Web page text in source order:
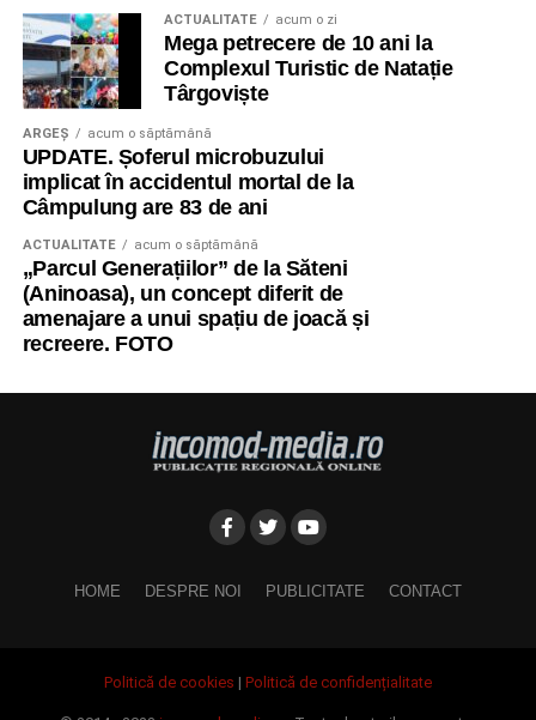
ACTUALITATE acum o zi
Mega petrecere de 10 ani la
Complexul Turistic de Natație
Târgoviște
ARGEȘ acum o săptămână
UPDATE. Șoferul microbuzului
implicat în accidentul mortal de la
Câmpulung are 83 de ani
ACTUALITATE acum o săptămână
„Parcul Generațiilor” de la Săteni
(Aninoasa), un concept diferit de
amenajare a unui spațiu de joacă și
recreere. FOTO
HOME DESPRE NOI PUBLICITATE CONTACT
Politică de cookies | Politică de confidențialitate